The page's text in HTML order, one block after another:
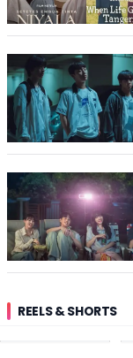
REELS & SHORTS
Festival Ekstrem
San Fermín,